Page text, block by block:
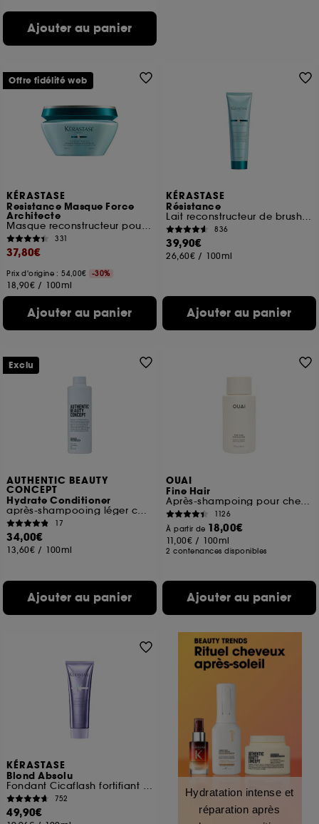
Ajouter au panier
KÉRASTASE
Resistance Masque Force
Architecte
Masque reconstructeur pour cheveux abîmés
331
37,80€
Prix d'origine : 54,00€ -30%
18,90€ / 100ml
Ajouter au panier
Offre fidélité web
KÉRASTASE
Résistance
Lait reconstructeur de brushing pour cheveux abîmés
836
39,90€
26,60€ / 100ml
Ajouter au panier
AUTHENTIC BEAUTY
CONCEPT
Hydrate Conditioner
après-shampooing léger cheveux normaux, secs ou bouclés
17
34,00€
13,60€ / 100ml
Ajouter au panier
Exclu
OUAI
Fine Hair
Après-shampoing pour cheveux fins
1126
À partir de 18,00€
11,00€ / 100ml
2 contenances disponibles
Ajouter au panier
KÉRASTASE
Blond Absolu
Fondant Cicaflash fortifiant cheveux blonds, décolorés, méchés
752
49,90€
Hydratation intense et
réparation après